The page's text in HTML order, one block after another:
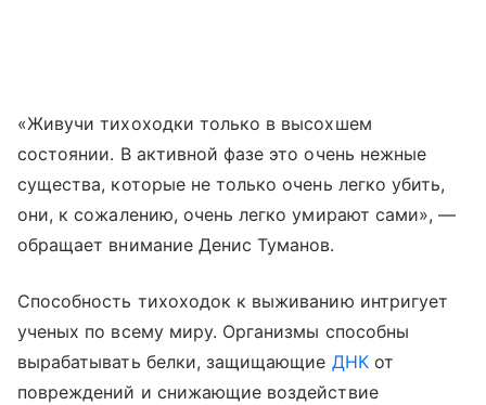
«Живучи тихоходки только в высохшем
состоянии. В активной фазе это очень нежные
существа, которые не только очень легко убить,
они, к сожалению, очень легко умирают сами», —
обращает внимание Денис Туманов.
Способность тихоходок к выживанию интригует
ученых по всему миру. Организмы способны
вырабатывать белки, защищающие ДНКот
повреждений и снижающие воздействие